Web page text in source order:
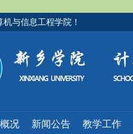
与信息工程学院！
况 新闻公告 教学工作